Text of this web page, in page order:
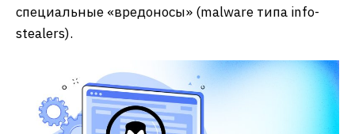
специальные «вредоносы» (malware типа info-
stealers).